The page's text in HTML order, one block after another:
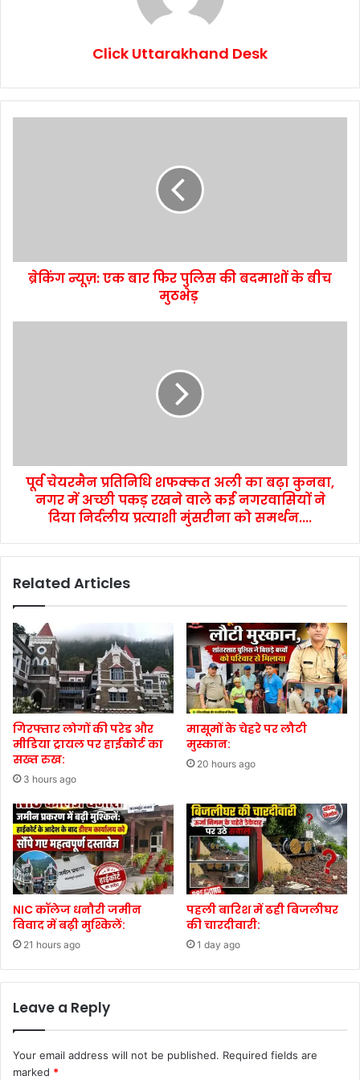
Click Uttarakhand Desk
ब्रेकिंग न्यूज़: एक बार फिर पुलिस की बदमाशों के बीच
मुठभेड़
पूर्व चेयरमैन प्रतिनिधि शफक्कत अली का बढ़ा कुनबा,
नगर में अच्छी पकड़ रखने वाले कई नगरवासियों ने
दिया निर्दलीय प्रत्याशी मुंसरीना को समर्थन....
Related Articles
गिरफ्तार लोगों की परेड और
मीडिया ट्रायल पर हाईकोर्ट का
सख्त रुख:
3 hours ago
मासूमों के चेहरे पर लौटी
मुस्कान:
20 hours ago
NIC कॉलेज धनौरी जमीन
विवाद में बढ़ी मुश्किलें:
21 hours ago
पहली बारिश में ढही बिजलीघर
की चारदीवारी:
1 day ago
Leave a Reply
Your email address will not be published. Required fields are
marked *